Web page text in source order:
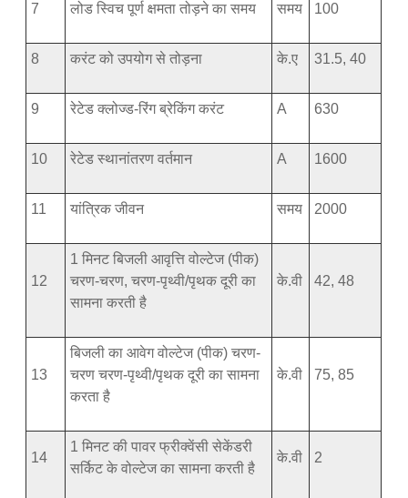
7 लोड स्विच पूर्ण क्षमता तोड़ने का समय समय 100
8 करंट को उपयोग से तोड़ना के.ए 31.5, 40
9 रेटेड क्लोज्ड-रिंग ब्रेकिंग करंट A 630
10 रेटेड स्थानांतरण वर्तमान A 1600
11 यांत्रिक जीवन समय 2000
12
1 मिनट बिजली आवृत्ति वोल्टेज (पीक)
चरण-चरण, चरण-पृथ्वी/पृथक दूरी का
सामना करती है
के.वी 42, 48
13
बिजली का आवेग वोल्टेज (पीक) चरण-
चरण चरण-पृथ्वी/पृथक दूरी का सामना
करता है
के.वी 75, 85
14
1 मिनट की पावर फ्रीक्वेंसी सेकेंडरी
सर्किट के वोल्टेज का सामना करती है
के.वी 2